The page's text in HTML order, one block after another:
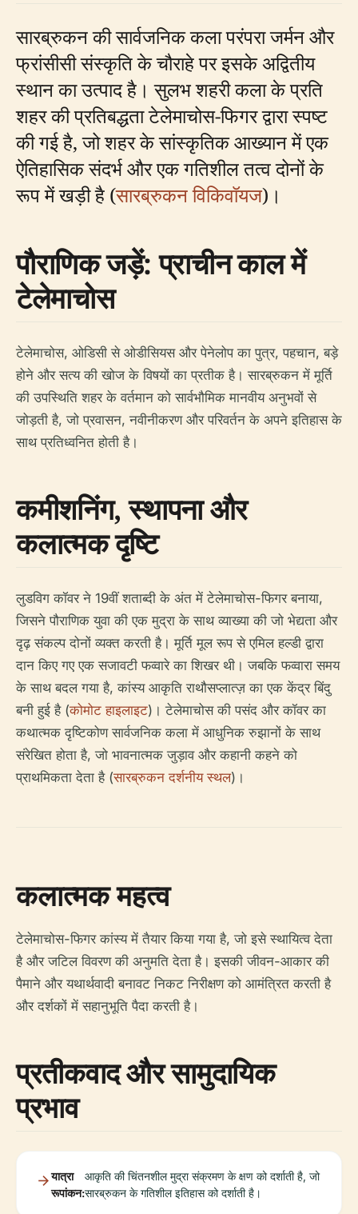
सारब्रुकन की सार्वजनिक कला परंपरा जर्मन और
फ्रांसीसी संस्कृति के चौराहे पर इसके अद्वितीय
स्थान का उत्पाद है। सुलभ शहरी कला के प्रति
शहर की प्रतिबद्धता टेलेमाचोस-फिगर द्वारा स्पष्ट
की गई है, जो शहर के सांस्कृतिक आख्यान में एक
ऐतिहासिक संदर्भ और एक गतिशील तत्व दोनों के
रूप में खड़ी है (सारब्रुकन विकिवॉयज)।
पौराणिक जड़ें: प्राचीन काल में
टेलेमाचोस
टेलेमाचोस, ओडिसी से ओडीसियस और पेनेलोप का पुत्र, पहचान, बड़े
होने और सत्य की खोज के विषयों का प्रतीक है। सारब्रुकन में मूर्ति
की उपस्थिति शहर के वर्तमान को सार्वभौमिक मानवीय अनुभवों से
जोड़ती है, जो प्रवासन, नवीनीकरण और परिवर्तन के अपने इतिहास के
साथ प्रतिध्वनित होती है।
कमीशनिंग, स्थापना और
कलात्मक दृष्टि
लुडविग कॉवर ने 19वीं शताब्दी के अंत में टेलेमाचोस-फिगर बनाया,
जिसने पौराणिक युवा की एक मुद्रा के साथ व्याख्या की जो भेद्यता और
दृढ़ संकल्प दोनों व्यक्त करती है। मूर्ति मूल रूप से एमिल हल्डी द्वारा
दान किए गए एक सजावटी फव्वारे का शिखर थी। जबकि फव्वारा समय
के साथ बदल गया है, कांस्य आकृति राथौसप्लात्ज़ का एक केंद्र बिंदु
बनी हुई है (कोमोट हाइलाइट)। टेलेमाचोस की पसंद और कॉवर का
कथात्मक दृष्टिकोण सार्वजनिक कला में आधुनिक रुझानों के साथ
संरेखित होता है, जो भावनात्मक जुड़ाव और कहानी कहने को
प्राथमिकता देता है (सारब्रुकन दर्शनीय स्थल)।
कलात्मक महत्व
टेलेमाचोस-फिगर कांस्य में तैयार किया गया है, जो इसे स्थायित्व देता
है और जटिल विवरण की अनुमति देता है। इसकी जीवन-आकार की
पैमाने और यथार्थवादी बनावट निकट निरीक्षण को आमंत्रित करती है
और दर्शकों में सहानुभूति पैदा करती है।
प्रतीकवाद और सामुदायिक
प्रभाव
यात्रा
रूपांकन:
आकृति की चिंतनशील मुद्रा संक्रमण के क्षण को दर्शाती है, जो
सारब्रुकन के गतिशील इतिहास को दर्शाती है।